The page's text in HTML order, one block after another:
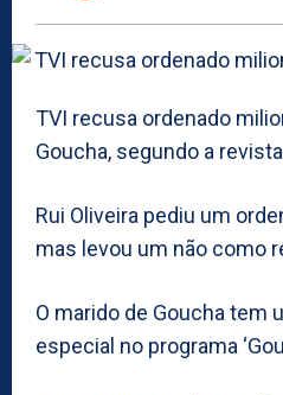
TVI recusa ordenado
Goucha, segundo a
Rui Oliveira pediu um
mas levou um não como
O marido de Goucha tem
especial no programa